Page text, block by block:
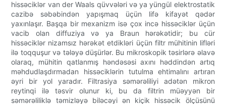
hissəciklər van der Waals qüvvələri və ya yüngül elektrostatik
cazibə səbəbindən yapışmaq üçün lifə kifayət qədər
yaxınlaşır. Başqa bir mexanizm isə çox incə hissəciklər üçün
vacib olan diffuziya və ya Braun hərəkətidir; bu cür
hissəciklər nizamsız hərəkət etdikləri üçün filtr mühitinin lifləri
ilə toqquşur və tələyə düşürlər. Bu mikroskopik təsirlərə əlavə
olaraq, mühitin qatlanmış həndəsəsi axını həddindən artıq
məhdudlaşdırmadan hissəciklərin tutulma ehtimalını artıran
əyri bir yol yaradır. Filtrasiya səmərəliliyi adətən mikron
reytinqi ilə təsvir olunur ki, bu da filtrin müəyyən bir
səmərəliliklə təmizləyə biləcəyi ən kiçik hissəcik ölçüsünü